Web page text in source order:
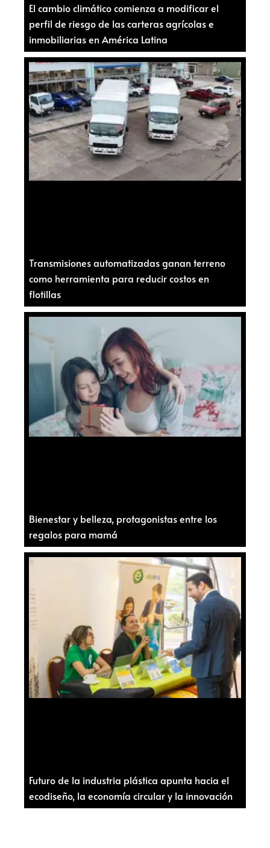
El cambio climático comienza a modificar el
perfil de riesgo de las carteras agrícolas e
inmobiliarias en América Latina
Transmisiones automatizadas ganan terreno
como herramienta para reducir costos en
flotillas
Bienestar y belleza, protagonistas entre los
regalos para mamá
Futuro de la industria plástica apunta hacia el
ecodiseño, la economía circular y la innovación